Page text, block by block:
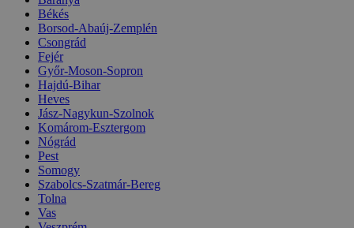
Békés
Borsod-Abaúj-Zemplén
Csongrád
Fejér
Győr-Moson-Sopron
Hajdú-Bihar
Heves
Jász-Nagykun-Szolnok
Komárom-Esztergom
Nógrád
Pest
Somogy
Szabolcs-Szatmár-Bereg
Tolna
Vas